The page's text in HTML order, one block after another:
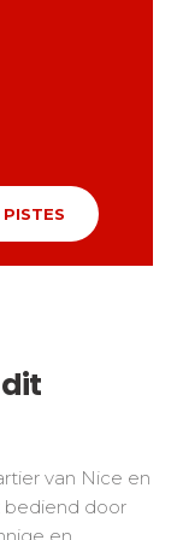
van Nice en
bediend door
en